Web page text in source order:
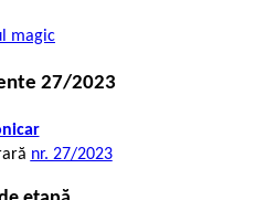
magic
27/2023
nr. 27/2023